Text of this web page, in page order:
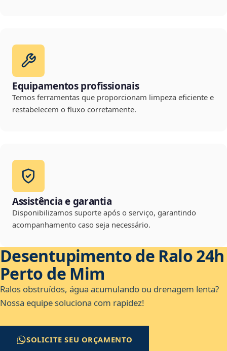
Equipamentos profissionais
Temos ferramentas que proporcionam limpeza eficiente e
restabelecem o fluxo corretamente.
Assistência e garantia
Disponibilizamos suporte após o serviço, garantindo
acompanhamento caso seja necessário.
Desentupimento de Ralo 24h
Perto de Mim
Ralos obstruídos, água acumulando ou drenagem lenta?
Nossa equipe soluciona com rapidez!
SOLICITE SEU ORÇAMENTO